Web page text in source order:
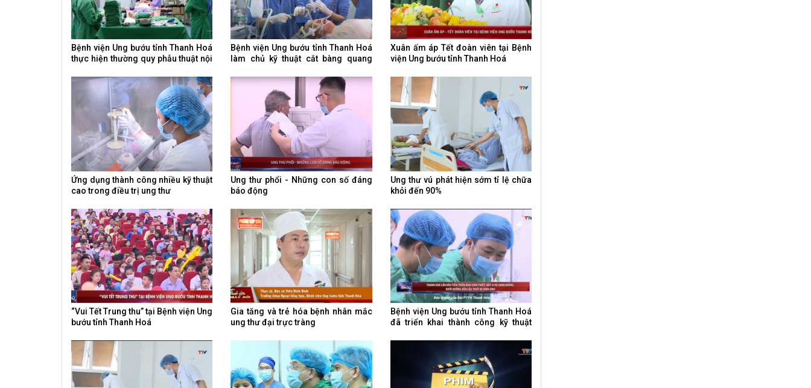
Bệnh viện Ung bướu tỉnh Thanh Hoá
thực hiện thường quy phẫu thuật nội
Bệnh viện Ung bướu tỉnh Thanh Hoá
làm chủ kỹ thuật cắt bàng quang
Xuân ấm áp Tết đoàn viên tại Bệnh
viện Ung bướu tỉnh Thanh Hoá
Ứng dụng thành công nhiều kỹ thuật
cao trong điều trị ung thư
Ung thư phổi - Những con số đáng
báo động
Ung thư vú phát hiện sớm tỉ lệ chữa
khỏi đến 90%
“Vui Tết Trung thu” tại Bệnh viện Ung
bướu tỉnh Thanh Hoá
Gia tăng và trẻ hóa bệnh nhân mắc
ung thư đại trực tràng
Bệnh viện Ung bướu tỉnh Thanh Hoá
đã triển khai thành công kỹ thuật
hướng dẫn của thiết bị hình ảnh